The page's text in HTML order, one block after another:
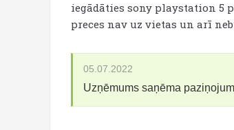
iegādāties sony playstation 5
preces nav uz vietas un arī
05.07.2022
Uzņēmums saņēma